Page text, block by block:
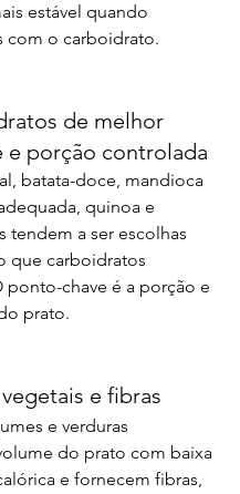
estável quando
com o carboidrato.
de melhor
e porção controlada
batata-doce, mandioca
quinoa e
tendem a ser escolhas
que carboidratos
ponto-chave é a porção e
prato.
e fibras
e verduras
do prato com baixa
e fornecem fibras,